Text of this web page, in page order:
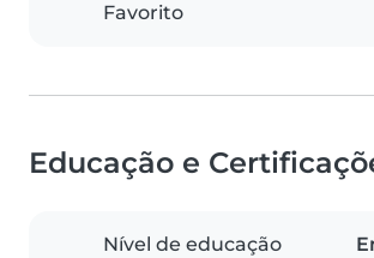
Favorito
Educação e
Nível de educação